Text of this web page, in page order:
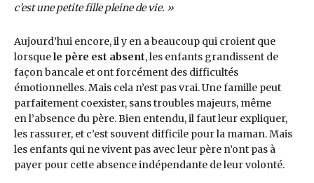
c’est une petite fille pleine de vie. »
Aujourd’hui encore, il y en a beaucoup qui croient que
lorsquele père est absent, les enfants grandissent de
façon bancale et ont forcément des difficultés
émotionnelles. Mais cela n’est pas vrai. Une famille peut
parfaitement coexister, sans troubles majeurs, même
en l’absence du père. Bien entendu, il faut leur expliquer,
les rassurer, et c’est souvent difficile pour la maman. Mais
les enfants qui ne vivent pas avec leur père n’ont pas à
payer pour cette absence indépendante de leur volonté.